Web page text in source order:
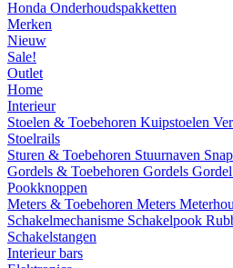
Honda Onderhoudspakketten
Merken
Nieuw
Sale!
Outlet
Home
Interieur
Stoelen & Toebehoren Kuipstoelen
Stoelrails
Sturen & Toebehoren Stuurnaven
Gordels & Toebehoren Gordels Gordel
Pookknoppen
Meters & Toebehoren Meters
Schakelmechanisme Schakelpook
Schakelstangen
Interieur bars